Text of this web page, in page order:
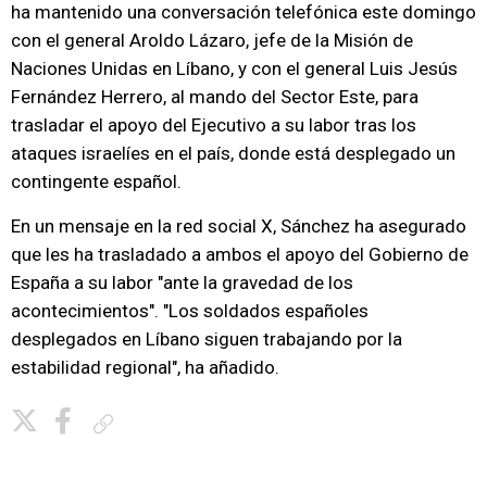
ha mantenido una conversación telefónica este domingo
con el general Aroldo Lázaro, jefe de la Misión de
Naciones Unidas en Líbano, y con el general Luis Jesús
Fernández Herrero, al mando del Sector Este, para
trasladar el apoyo del Ejecutivo a su labor tras los
ataques israelíes en el país, donde está desplegado un
contingente español.
En un mensaje en la red social X, Sánchez ha asegurado
que les ha trasladado a ambos el apoyo del Gobierno de
España a su labor "ante la gravedad de los
acontecimientos". "Los soldados españoles
desplegados en Líbano siguen trabajando por la
estabilidad regional", ha añadido.